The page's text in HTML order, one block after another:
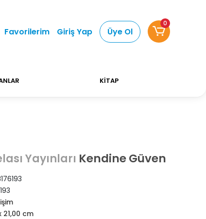
Kargo Ücretsiz! Bizi tercih
Favorilerim Giriş Yap Üye Ol
0
KİTAP
Yayınları Kendine Güven
21,00 cm